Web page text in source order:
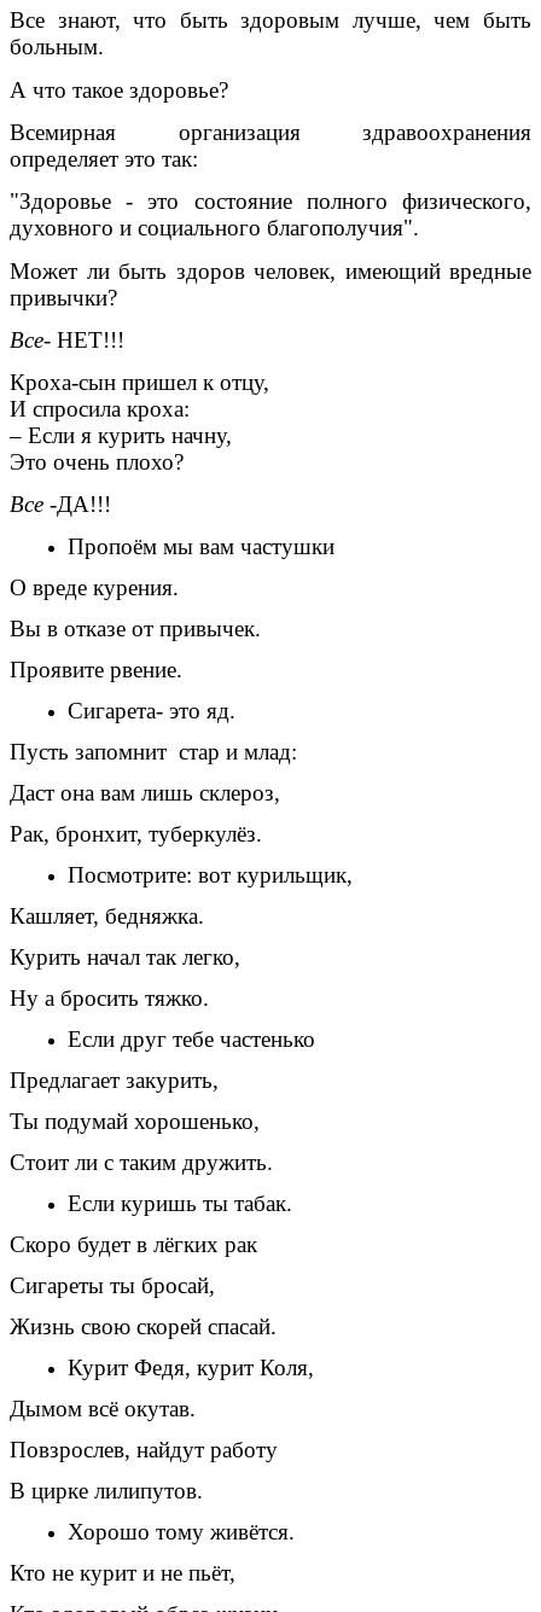
Все знают, что быть здоровым лучше, чем быть
больным.
А что такое здоровье?
Всемирная организация здравоохранения
определяет это так:
"Здоровье - это состояние полного физического,
духовного и социального благополучия".
Может ли быть здоров человек, имеющий вредные
привычки?
Все- НЕТ!!!
Кроха-сын пришел к отцу,
И спросила кроха:
– Если я курить начну,
Это очень плохо?
Все -ДА!!!
Пропоём мы вам частушки
О вреде курения.
Вы в отказе от привычек.
Проявите рвение.
Сигарета- это яд.
Пусть запомнит стар и млад:
Даст она вам лишь склероз,
Рак, бронхит, туберкулёз.
Посмотрите: вот курильщик,
Кашляет, бедняжка.
Курить начал так легко,
Ну а бросить тяжко.
Если друг тебе частенько
Предлагает закурить,
Ты подумай хорошенько,
Стоит ли с таким дружить.
Если куришь ты табак.
Скоро будет в лёгких рак
Сигареты ты бросай,
Жизнь свою скорей спасай.
Курит Федя, курит Коля,
Дымом всё окутав.
Повзрослев, найдут работу
В цирке лилипутов.
Хорошо тому живётся.
Кто не курит и не пьёт,